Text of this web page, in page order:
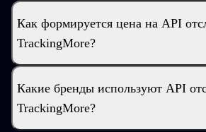
Как формируется цена на API
TrackingMore?
Какие бренды используют API
TrackingMore?